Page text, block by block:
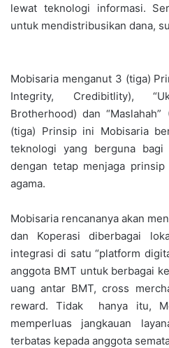
lewat teknologi informasi.
untuk mendistribusikan dana,
Mobisaria menganut 3 (tiga)
Integrity, Credibitlity),
Brotherhood) dan
(tiga) Prinsip ini Mobisaria
teknologi yang berguna bagi
dengan tetap menjaga prinsip
agama.
Mobisaria rencananya akan
dan Koperasi diberbagai
integrasi di satu “platform
anggota BMT untuk berbagai
uang antar BMT, cross
reward. Tidak hanya itu,
memperluas jangkauan
terbatas kepada anggota